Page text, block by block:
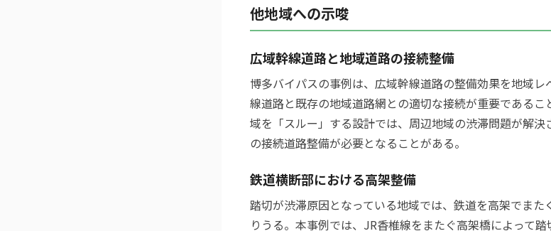
他地域への示唆
広域幹線道路と地域道路の接続整備
博多バイパスの事例は、広域幹線道路の整備効果を地域
線道路と既存の地域道路網との適切な接続が重要である
域を「スルー」する設計では、周辺地域の渋滞問題が解決
の接続道路整備が必要となることがある。
鉄道横断部における高架整備
踏切が渋滞原因となっている地域では、鉄道を高架でま
りうる。本事例では、JR香椎線をまたぐ高架橋によって